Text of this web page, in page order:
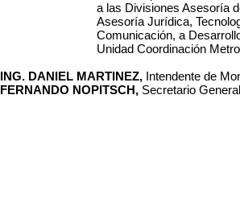
a las Divisiones Asesoría
Asesoría Jurídica,
Comunicación, a
Unidad Coordinación
ING. DANIEL MARTINEZ, Intendente de
FERNANDO NOPITSCH, Secretario